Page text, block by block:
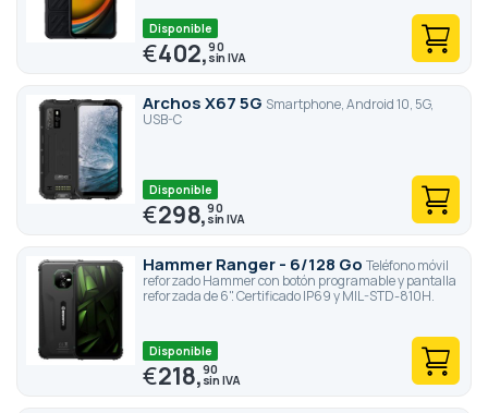
Disponible
€402,90
Archos X67 5G Smartphone, Android 10, 5G,
USB-C
Disponible
€298,90
Hammer Ranger - 6/128 Go Teléfono móvil
reforzado Hammer con botón programable y pantalla
reforzada de 6". Certificado IP69 y MIL-STD-810H.
Disponible
€218,90